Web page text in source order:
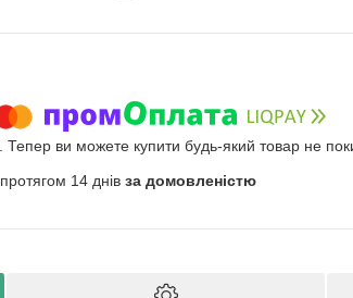
Тепер ви можете купити будь-який товар не
14 днів за домовленістю